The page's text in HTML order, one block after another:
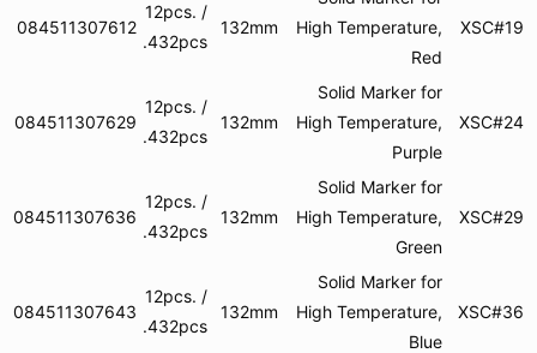
XSC#19
High Temperature,
Red
132mm
12pcs. /
432pcs.
084511307612
XSC#24
Solid Marker for
High Temperature,
Purple
132mm
12pcs. /
432pcs.
084511307629
XSC#29
Solid Marker for
High Temperature,
Green
132mm
12pcs. /
432pcs.
084511307636
XSC#36
Solid Marker for
High Temperature,
Blue
132mm
12pcs. /
432pcs.
084511307643